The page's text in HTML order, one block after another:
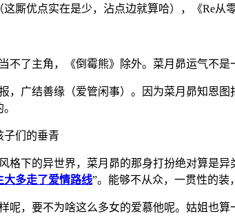
厮优点实在是少，沾点边就算哈），《Re从
不了主角，《倒霉熊》除外。菜月昴运气不
，广结善缘（爱管闲事）。因为菜月昴知恩
格下的异世界，菜月昴的那身打扮绝对算是
大多走了爱情路线”。能够不从众，一贯性的装
呢，要不为啥这么多女的爱慕他呢。姑姐也算